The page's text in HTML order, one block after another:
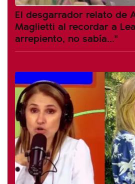
El desgarrador relato de
Maglietti al recordar a
arrepiento, no sabía..."